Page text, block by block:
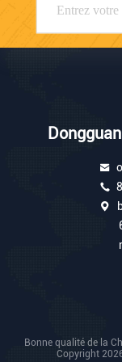
Bonne qualité de la
Copyright